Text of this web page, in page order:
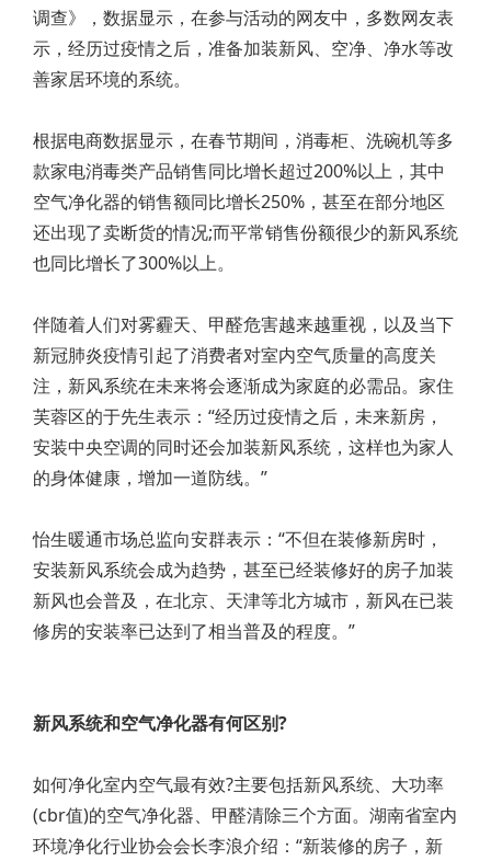
调查》，数据显示，在参与活动的网友中，多数网友表
示，经历过疫情之后，准备加装新风、空净、净水等改
善家居环境的系统。
根据电商数据显示，在春节期间，消毒柜、洗碗机等多
款家电消毒类产品销售同比增长超过200%以上，其中
空气净化器的销售额同比增长250%，甚至在部分地区
还出现了卖断货的情况;而平常销售份额很少的新风系统
也同比增长了300%以上。
伴随着人们对雾霾天、甲醛危害越来越重视，以及当下
新冠肺炎疫情引起了消费者对室内空气质量的高度关
注，新风系统在未来将会逐渐成为家庭的必需品。家住
芙蓉区的于先生表示：“经历过疫情之后，未来新房，
安装中央空调的同时还会加装新风系统，这样也为家人
的身体健康，增加一道防线。”
怡生暖通市场总监向安群表示：“不但在装修新房时，
安装新风系统会成为趋势，甚至已经装修好的房子加装
新风也会普及，在北京、天津等北方城市，新风在已装
修房的安装率已达到了相当普及的程度。”
新风系统和空气净化器有何区别?
如何净化室内空气最有效?主要包括新风系统、大功率
(cbr值)的空气净化器、甲醛清除三个方面。湖南省室内
环境净化行业协会会长李浪介绍：“新装修的房子，新